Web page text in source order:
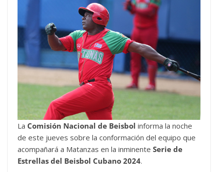
La Comisión Nacional de Beisbol informa la noche
de este jueves sobre la conformación del equipo que
acompañará a Matanzas en la inminente Serie de
Estrellas del Beisbol Cubano 2024.